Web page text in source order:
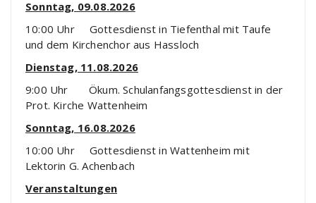
Sonntag, 09.08.2026
10:00 Uhr Gottesdienst in Tiefenthal mit Taufe
und dem Kirchenchor aus Hassloch
Dienstag, 11.08.2026
9:00 Uhr Ökum. Schulanfangsgottesdienst in der
Prot. Kirche Wattenheim
Sonntag, 16.08.2026
10:00 Uhr Gottesdienst in Wattenheim mit
Lektorin G. Achenbach
Veranstaltungen